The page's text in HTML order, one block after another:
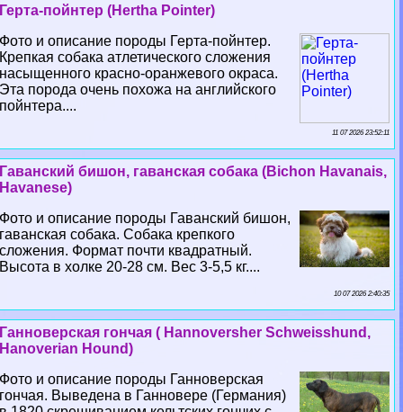
Герта-пойнтер (Hertha Pointer)
Фото и описание породы Герта-пойнтер.
Крепкая собака атлетического сложения
насыщенного красно-оранжевого окраса.
Эта порода очень похожа на английского
пойнтера....
11 07 2026 23:52:11
Гаванский бишон, гаванская собака (Bichon Havanais,
Havanese)
Фото и описание породы Гаванский бишон,
гаванская собака. Собака крепкого
сложения. Формат почти квадратный.
Высота в холке 20-28 см. Вес 3-5,5 кг....
10 07 2026 2:40:35
Ганноверская гончая ( Hannoversher Schweisshund,
Hanoverian Hound)
Фото и описание породы Ганноверская
гончая. Выведена в Ганновере (Германия)